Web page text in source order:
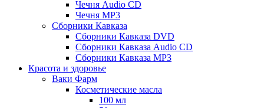
Чечня Audio CD
Чечня MP3
Сборники Кавказа
Сборники Кавказа DVD
Сборники Кавказа Audio CD
Сборники Кавказа MP3
Красота и здоровье
Ваки Фарм
Косметические масла
100 мл